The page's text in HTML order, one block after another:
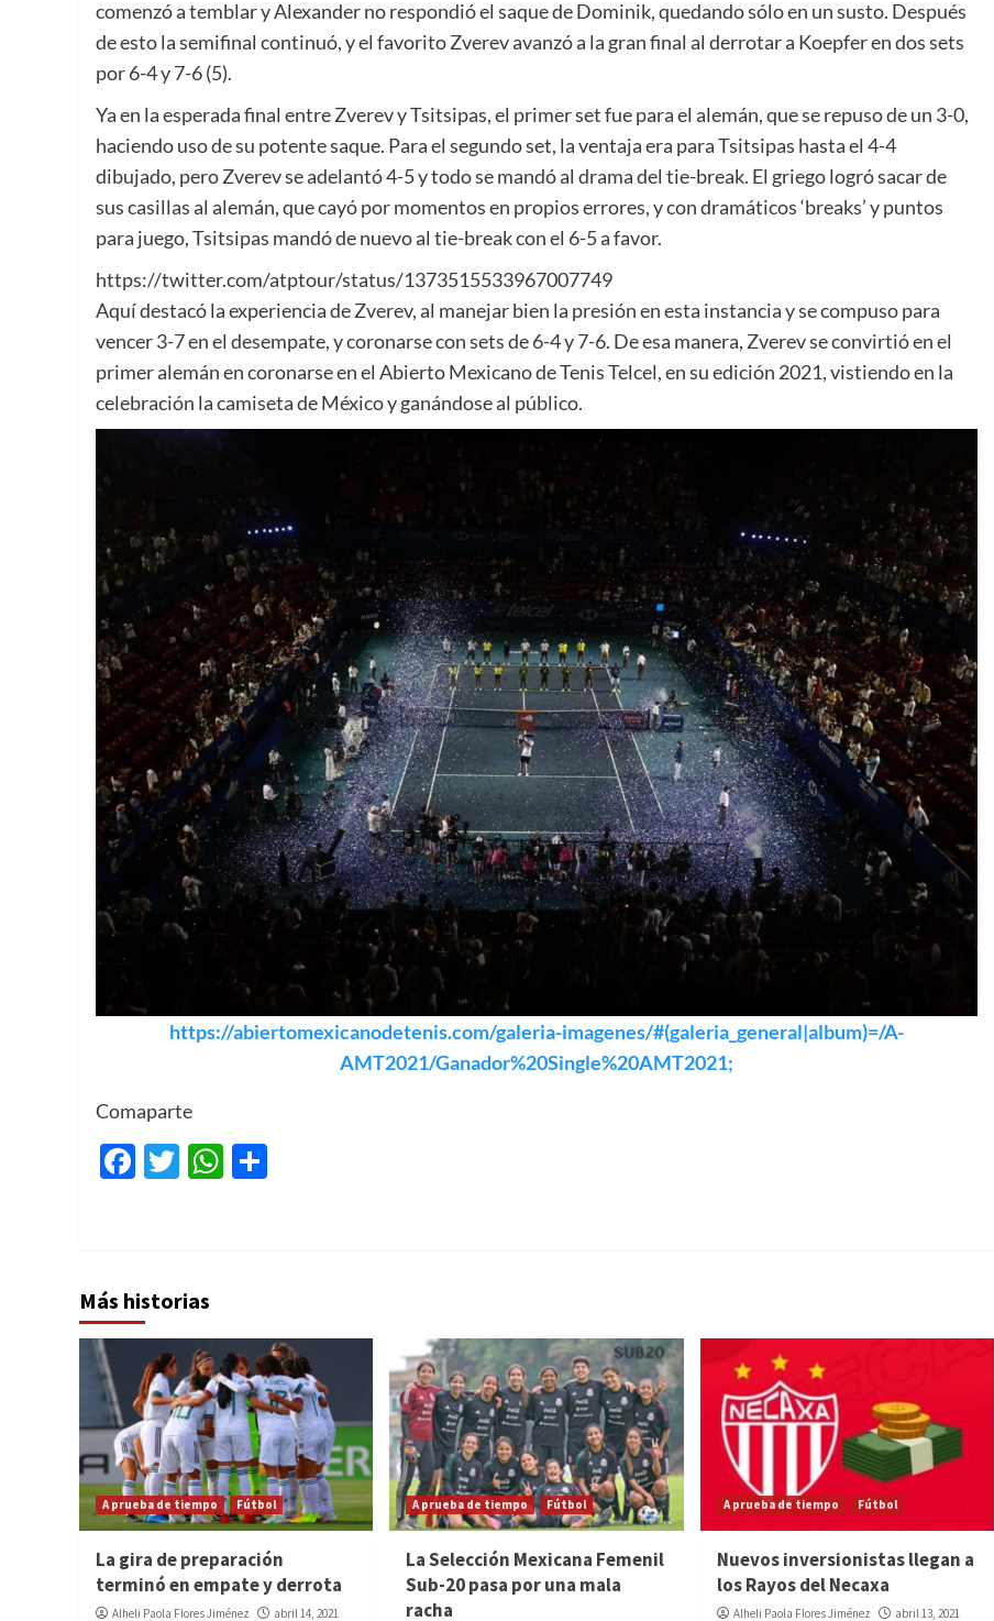
comenzó a temblar y Alexander no respondió el saque de Dominik, quedando sólo en un susto. Después
de esto la semifinal continuó, y el favorito Zverev avanzó a la gran final al derrotar a Koepfer en dos sets
por 6-4 y 7-6 (5).
Ya en la esperada final entre Zverev y Tsitsipas, el primer set fue para el alemán, que se repuso de un 3-0,
haciendo uso de su potente saque. Para el segundo set, la ventaja era para Tsitsipas hasta el 4-4
dibujado, pero Zverev se adelantó 4-5 y todo se mandó al drama del tie-break. El griego logró sacar de
sus casillas al alemán, que cayó por momentos en propios errores, y con dramáticos ‘breaks’ y puntos
para juego, Tsitsipas mandó de nuevo al tie-break con el 6-5 a favor.
https://twitter.com/atptour/status/1373515533967007749
Aquí destacó la experiencia de Zverev, al manejar bien la presión en esta instancia y se compuso para
vencer 3-7 en el desempate, y coronarse con sets de 6-4 y 7-6. De esa manera, Zverev se convirtió en el
primer alemán en coronarse en el Abierto Mexicano de Tenis Telcel, en su edición 2021, vistiendo en la
celebración la camiseta de México y ganándose al público.
https://abiertomexicanodetenis.com/galeria-imagenes/#(galeria_general|album)=/A-
AMT2021/Ganador%20Single%20AMT2021;
Comaparte
Facebook
TwitterWhatsApp
Más historias
A prueba de tiempo Fútbol
La gira de preparación
terminó en empate y derrota
Alheli Paola Flores Jiménez abril 14, 2021
A prueba de tiempo Fútbol
La Selección Mexicana Femenil
Sub-20 pasa por una mala
racha
A prueba de tiempo Fútbol
Nuevos inversionistas llegan a
los Rayos del Necaxa
Alheli Paola Flores Jiménez abril 13, 2021